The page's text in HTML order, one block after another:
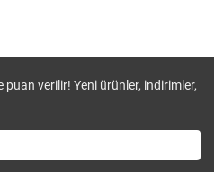
verilir! Yeni ürünler, indirimler,